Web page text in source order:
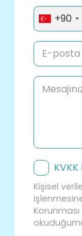
+90
Kişisel
Korunması